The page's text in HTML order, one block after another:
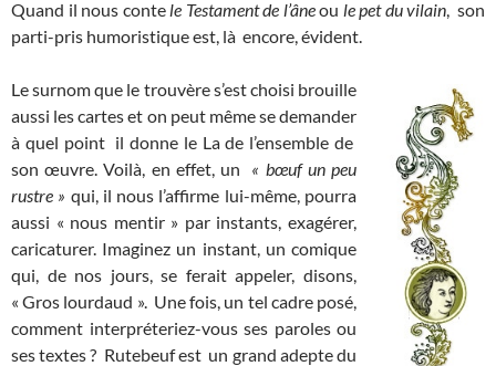
Quand il nous conte le Testament de l’âneou le pet du vilain, son
parti-pris humoristique est, là encore, évident.
Le surnom que le trouvère s’est choisi brouille
aussi les cartes et on peut même se demander
à quel point il donne le La de l’ensemble de
son œuvre. Voilà, en effet, un « bœuf un peu
rustre » qui, il nous l’affirme lui-même, pourra
aussi « nous mentir » par instants, exagérer,
caricaturer. Imaginez un instant, un comique
qui, de nos jours, se ferait appeler, disons,
« Gros lourdaud ». Une fois, un tel cadre posé,
comment interpréteriez-vous ses paroles ou
ses textes ? Rutebeuf est un grand adepte du